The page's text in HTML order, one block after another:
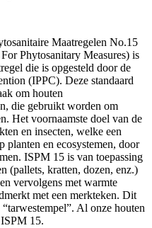
Maatregelen No.15
Phytosanitary Measures) is
die is opgesteld door de
(IPPC). Deze standaard
om houten
die gebruikt worden om
Het voornaamste doel van de
en insecten, welke een
planten en ecosystemen, door
ISPM 15 is van toepassing
(pallets, kratten, dozen, enz.)
vervolgens met warmte
met een merkteken. Dit
Al onze houten
15.